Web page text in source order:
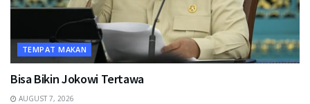
TEMPAT MAKAN
Bisa Bikin Jokowi Tertawa
AUGUST 7, 2026